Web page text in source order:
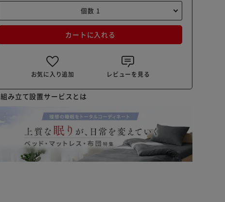
カートに入れる
お気に入り追加 レビューを見る
組み立て設置サービスとは